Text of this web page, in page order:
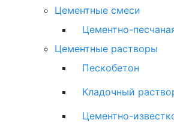
Цементные смеси
Цементно-
Цементные растворы
Пескобетон
Кладочный
Цементно-